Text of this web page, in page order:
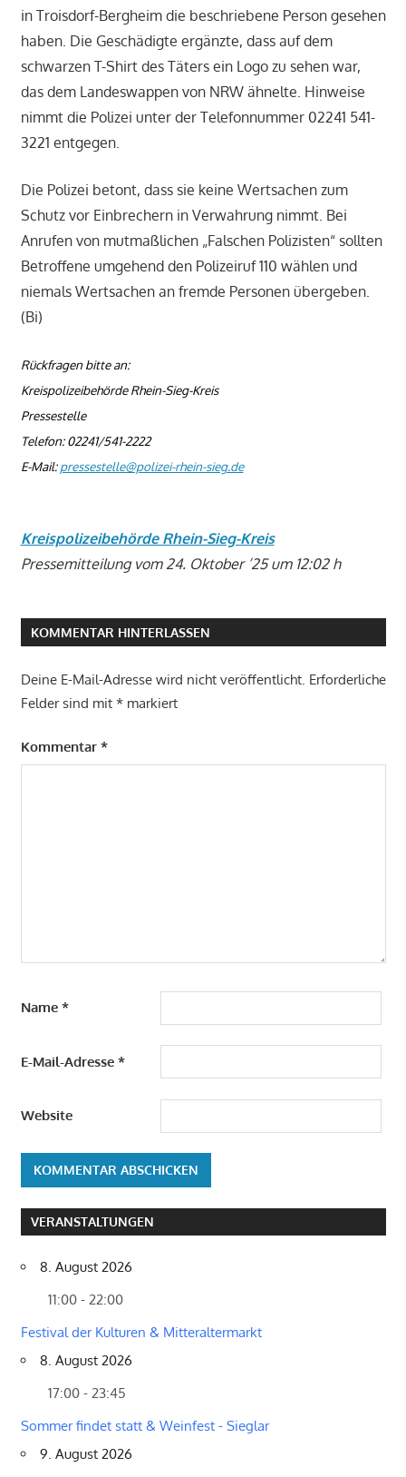
in Troisdorf-Bergheim die beschriebene Person gesehen
haben. Die Geschädigte ergänzte, dass auf dem
schwarzen T-Shirt des Täters ein Logo zu sehen war,
das dem Landeswappen von NRW ähnelte. Hinweise
nimmt die Polizei unter der Telefonnummer 02241 541-
3221 entgegen.
Die Polizei betont, dass sie keine Wertsachen zum
Schutz vor Einbrechern in Verwahrung nimmt. Bei
Anrufen von mutmaßlichen „Falschen Polizisten“ sollten
Betroffene umgehend den Polizeiruf 110 wählen und
niemals Wertsachen an fremde Personen übergeben.
(Bi)
Rückfragen bitte an:
Kreispolizeibehörde Rhein-Sieg-Kreis
Pressestelle
Telefon: 02241/541-2222
E-Mail:pressestelle@polizei-rhein-sieg.de
Kreispolizeibehörde Rhein-Sieg-Kreis
Pressemitteilung vom 24. Oktober ’25 um 12:02 h
KOMMENTAR HINTERLASSEN
Deine E-Mail-Adresse wird nicht veröffentlicht. Erforderliche
Felder sind mit *markiert
Kommentar *
Name *
E-Mail-Adresse *
Website
VERANSTALTUNGEN
8. August 2026
11:00 - 22:00
Festival der Kulturen & Mitteraltermarkt
8. August 2026
17:00 - 23:45
Sommer findet statt & Weinfest - Sieglar
9. August 2026